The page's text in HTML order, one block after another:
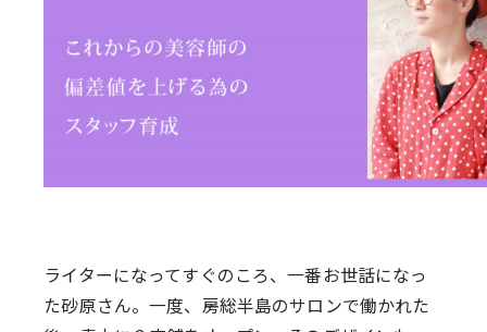
ライターになってすぐのころ、一番お世話になっ
た砂原さん。一度、房総半島のサロンで働かれた